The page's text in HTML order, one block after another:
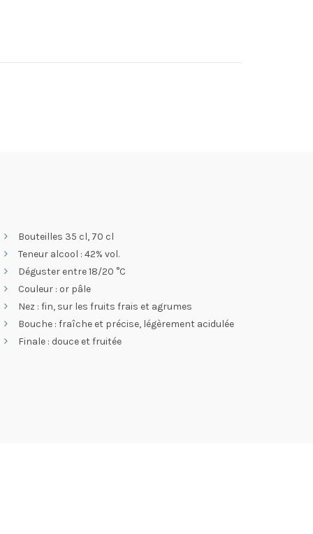
Bouteilles 35 cl, 70 cl
Teneur alcool : 42% vol.
Déguster entre 18/20 °C
Couleur : or pâle
Nez : fin, sur les fruits frais et agrumes
Bouche : fraîche et précise, légèrement acidulée
Finale : douce et fruitée